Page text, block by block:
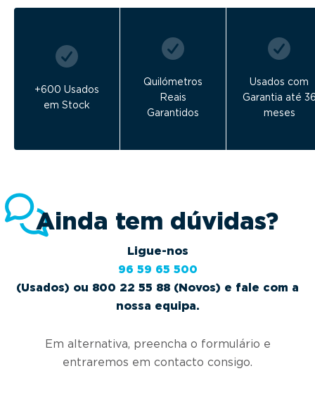
+600 Usados
em Stock
Quilómetros
Reais
Garantidos
Usados com
Garantia até
meses
Ainda tem dúvidas?
Ligue-nos
96 59 65 500
(Usados) ou 800 22 55 88 (Novos) e fale com a
nossa equipa.
Em alternativa, preencha o formulário e
entraremos em contacto consigo.